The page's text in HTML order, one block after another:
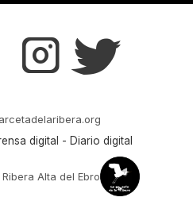
t r
digital - Diario digital
Alta del Ebro